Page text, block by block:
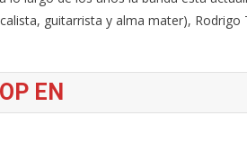
guitarrista y alma mater),
EN